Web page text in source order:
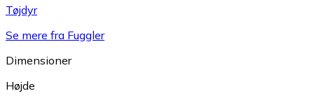
Tøjdyr
Se mere fra Fuggler
Dimensioner
Højde